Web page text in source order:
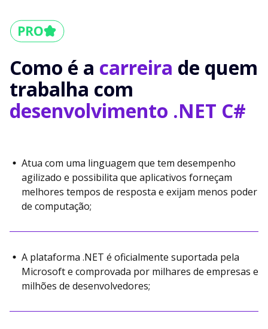
Como é a carreira de quem
trabalha com
desenvolvimento .NET C#
Atua com uma linguagem que tem desempenho
agilizado e possibilita que aplicativos forneçam
melhores tempos de resposta e exijam menos poder
de computação;
A plataforma .NET é oficialmente suportada pela
Microsoft e comprovada por milhares de empresas e
milhões de desenvolvedores;